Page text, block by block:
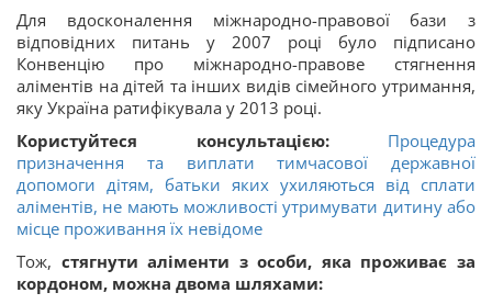
Для вдосконалення міжнародно-правової бази з
відповідних питань у 2007 році було підписано
Конвенцію про міжнародно-правове стягнення
аліментів на дітей та інших видів сімейного утримання,
яку Україна ратифікувала у 2013 році.
Користуйтеся консультацією:
Процедура
призначення та виплати тимчасової державної
допомоги дітям, батьки яких ухиляються від сплати
аліментів, не мають можливості утримувати дитину або
місце проживання їх невідоме
Тож, стягнути аліменти з особи, яка проживає за
кордоном, можна двома шляхами: